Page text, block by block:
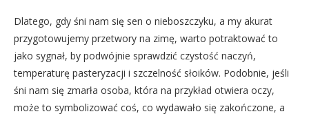
Dlatego, gdy śni nam się sen o nieboszczyku, a my akurat
przygotowujemy przetwory na zimę, warto potraktować to
jako sygnał, by podwójnie sprawdzić czystość naczyń,
temperaturę pasteryzacji i szczelność słoików. Podobnie, jeśli
śni nam się zmarła osoba, która na przykład otwiera oczy,
może to symbolizować coś, co wydawało się zakończone, a